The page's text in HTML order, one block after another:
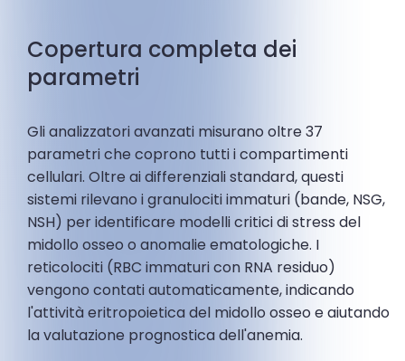
Copertura completa dei
parametri
Gli analizzatori avanzati misurano oltre 37
parametri che coprono tutti i compartimenti
cellulari. Oltre ai differenziali standard, questi
sistemi rilevano i granulociti immaturi (bande, NSG,
NSH) per identificare modelli critici di stress del
midollo osseo o anomalie ematologiche. I
reticolociti (RBC immaturi con RNA residuo)
vengono contati automaticamente, indicando
l'attività eritropoietica del midollo osseo e aiutando
la valutazione prognostica dell'anemia.